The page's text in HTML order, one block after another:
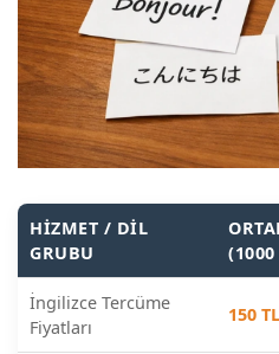
HIZMET / DIL
GRUBU
(1000
İngilizce Tercüme
Fiyatları
150